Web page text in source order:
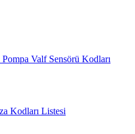
Valf Sensörü Kodları
Kodları Listesi